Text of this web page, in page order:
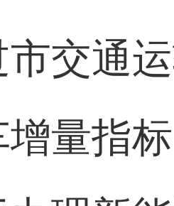
市交通
增量指